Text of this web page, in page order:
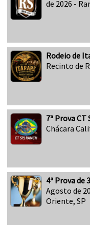
de 2026 -
Rodeio de
Recinto de
7ª Prova CT
Chácara
4ª Prova de
Agosto de
Oriente, SP